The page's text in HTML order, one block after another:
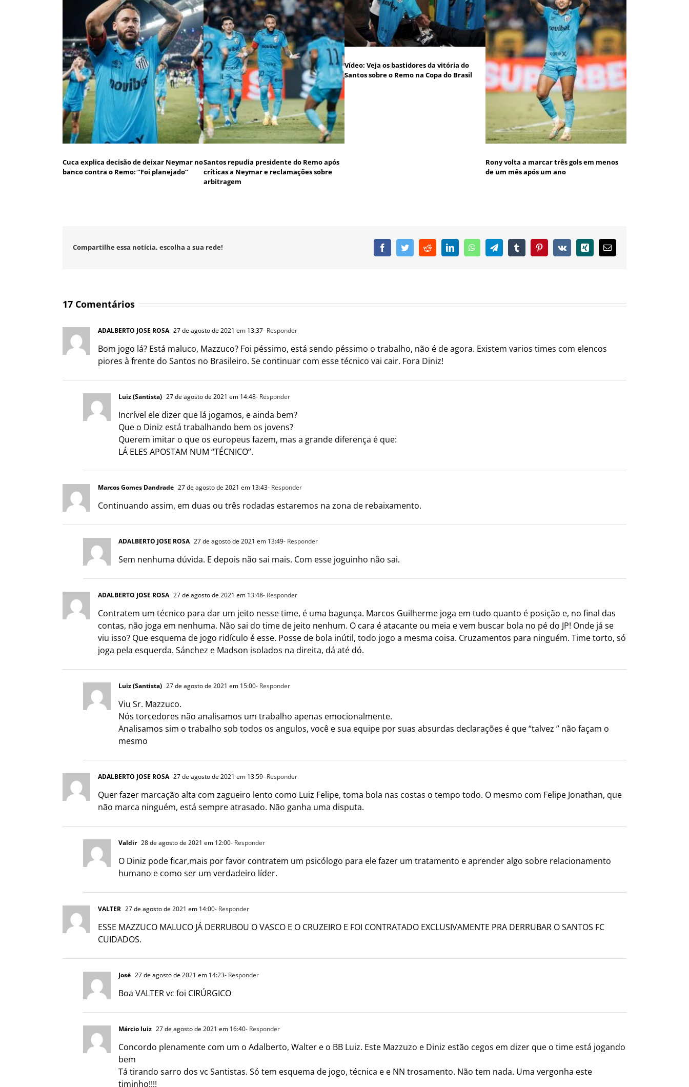
Cuca explica decisão de deixar Neymar no
banco contra o Remo: “Foi planejado”
Santos repudia presidente do Remo após
críticas a Neymar e reclamações sobre
arbitragem
Vídeo: Veja os bastidores da vitória do
Santos sobre o Remo na Copa do Brasil
Rony volta a marcar três gols em menos
de um mês após um ano
Compartilhe essa notícia, escolha a sua rede! FacebookTwitterRedditLinkedInWhatsAppTelegramTumblr PinterestVk Xing
E-
mail
17 Comentários
ADALBERTO JOSE ROSA 27 de agosto de 2021 em 13:37- Responder
Bom jogo lá? Está maluco, Mazzuco? Foi péssimo, está sendo péssimo o trabalho, não é de agora. Existem varios times com elencos
piores à frente do Santos no Brasileiro. Se continuar com esse técnico vai cair. Fora Diniz!
Luiz (Santista) 27 de agosto de 2021 em 14:48- Responder
Incrível ele dizer que lá jogamos, e ainda bem?
Que o Diniz está trabalhando bem os jovens?
Querem imitar o que os europeus fazem, mas a grande diferença é que:
LÁ ELES APOSTAM NUM “TÉCNICO”.
Marcos Gomes Dandrade 27 de agosto de 2021 em 13:43- Responder
Continuando assim, em duas ou três rodadas estaremos na zona de rebaixamento.
ADALBERTO JOSE ROSA 27 de agosto de 2021 em 13:49- Responder
Sem nenhuma dúvida. E depois não sai mais. Com esse joguinho não sai.
ADALBERTO JOSE ROSA 27 de agosto de 2021 em 13:48- Responder
Contratem um técnico para dar um jeito nesse time, é uma bagunça. Marcos Guilherme joga em tudo quanto é posição e, no final das
contas, não joga em nenhuma. Não sai do time de jeito nenhum. O cara é atacante ou meia e vem buscar bola no pé do JP! Onde já se
viu isso? Que esquema de jogo ridículo é esse. Posse de bola inútil, todo jogo a mesma coisa. Cruzamentos para ninguém. Time torto, só
joga pela esquerda. Sánchez e Madson isolados na direita, dá até dó.
Luiz (Santista) 27 de agosto de 2021 em 15:00- Responder
Viu Sr. Mazzuco.
Nós torcedores não analisamos um trabalho apenas emocionalmente.
Analisamos sim o trabalho sob todos os angulos, você e sua equipe por suas absurdas declarações é que “talvez ” não façam o
mesmo
ADALBERTO JOSE ROSA 27 de agosto de 2021 em 13:59- Responder
Quer fazer marcação alta com zagueiro lento como Luiz Felipe, toma bola nas costas o tempo todo. O mesmo com Felipe Jonathan, que
não marca ninguém, está sempre atrasado. Não ganha uma disputa.
Valdir 28 de agosto de 2021 em 12:00- Responder
O Diniz pode ficar,mais por favor contratem um psicólogo para ele fazer um tratamento e aprender algo sobre relacionamento
humano e como ser um verdadeiro líder.
VALTER 27 de agosto de 2021 em 14:00- Responder
ESSE MAZZUCO MALUCO JÁ DERRUBOU O VASCO E O CRUZEIRO E FOI CONTRATADO EXCLUSIVAMENTE PRA DERRUBAR O SANTOS FC
CUIDADOS.
José 27 de agosto de 2021 em 14:23- Responder
Boa VALTER vc foi CIRÚRGICO
Márcio luiz 27 de agosto de 2021 em 16:40- Responder
Concordo plenamente com um o Adalberto, Walter e o BB Luiz. Este Mazzuzo e Diniz estão cegos em dizer que o time está jogando
bem
Tá tirando sarro dos vc Santistas. Só tem esquema de jogo, técnica e e NN trosamento. Não tem nada. Uma vergonha este
timinho!!!!